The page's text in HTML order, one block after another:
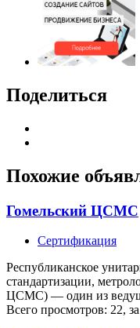
Поделиться
Похожие
Гомельский ЦСМС
Сертификация
Республиканское
стандартизации,
ЦСМС) — один из
Всего просмотров: 22,